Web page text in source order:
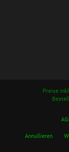
Preise
Annullieren